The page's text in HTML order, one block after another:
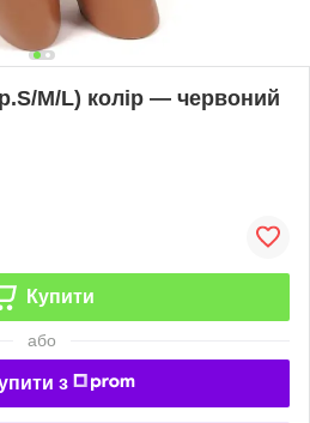
M/L) колір — червоний
Купити
або
з